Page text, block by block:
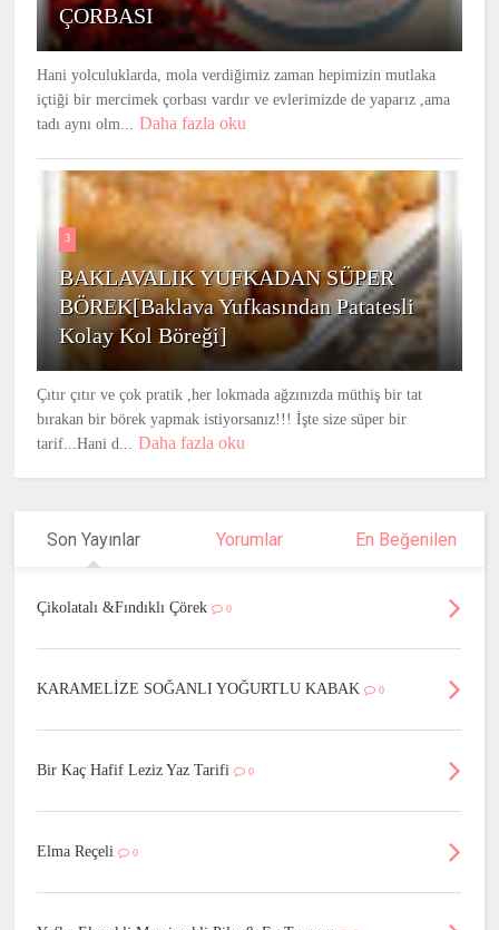
ÇORBASI
Hani yolculuklarda, mola verdiğimiz zaman hepimizin mutlaka
içtiği bir mercimek çorbası vardır ve evlerimizde de yaparız ,ama
tadı aynı olm...
Daha fazla oku
3
BAKLAVALIK YUFKADAN SÜPER
BÖREK[Baklava Yufkasından Patatesli
Kolay Kol Böreği]
Çıtır çıtır ve çok pratik ,her lokmada ağzınızda müthiş bir tat
bırakan bir börek yapmak istiyorsanız!!! İşte size süper bir
tarif...Hani d...
Daha fazla oku
Son Yayınlar Yorumlar En Beğenilen
Çikolatalı &Fındıklı Çörek 0
KARAMELİZE SOĞANLI YOĞURTLU KABAK 0
Bir Kaç Hafif Leziz Yaz Tarifi 0
Elma Reçeli 0